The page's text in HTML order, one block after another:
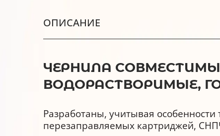
ОПИСАНИЕ
ЧЕРНИЛА
ВОДОРАСТВОРИМЫЕ,
Разработаны, учитывая
перезаправляемых картриджей,